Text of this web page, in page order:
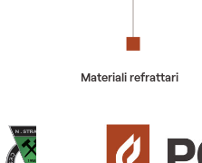
Materiali refrattari